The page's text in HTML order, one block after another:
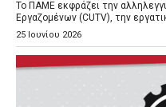
Το ΠΑΜΕ εκφράζει την
Εργαζομένων (CUTV), την
25 Ιουνίου 2026